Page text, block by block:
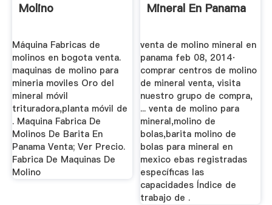
Molino
Máquina Fabricas de
molinos en bogota venta.
maquinas de molino para
mineria moviles Oro del
mineral móvil
trituradora,planta móvil de
. Maquina Fabrica De
Molinos De Barita En
Panama Venta; Ver Precio.
Fabrica De Maquinas De
Molino
Mineral En Panama
venta de molino mineral en
panama feb 08, 2014·
comprar centros de molino
de mineral venta, visita
nuestro grupo de compra,
... venta de molino para
mineral,molino de
bolas,barita molino de
bolas para mineral en
mexico ebas registradas
específicas las
capacidades Índice de
trabajo de .